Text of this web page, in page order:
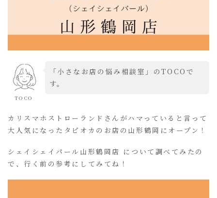
TOCO
「小さなお店の悩み相談室」のTOCOで
す。
カリスマホストローランドさんがハマっていると言って
大人気になったタピオカのお店の山形鶴岡にオープン！
シェイシェイパール山形鶴岡店 について調べてみたの
で、行く前の参考にしてみてね！